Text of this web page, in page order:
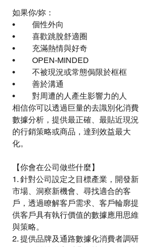
如果你/妳：
•	個性外向
•	喜歡跳脫舒適圈
•	充滿熱情與好奇
•	OPEN-MINDED
•	不被現況或常態侷限於框框
•	善於溝通
•	對周遭的人產生影響力的人
相信你可以透過巨量的去識別化消費
數據分析，提供最正確、最貼近現況
的行銷策略或商品，達到效益最大
化。
【你會在公司做些什麼】
1. 針對公司設定之目標產業，開發新
市場、洞察新機會、尋找適合的客
戶，透過瞭解客戶需求、客戶輪廓提
供客戶具有執行價值的數據應用思維
與策略。
2. 提供品牌及通路數據化消費者調研